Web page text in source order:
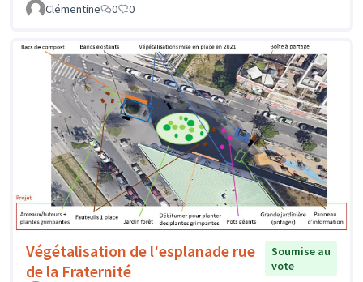
Clémentine
0 0
Végétalisation de l'esplanade rue
de la Fraternité
Soumise au
vote